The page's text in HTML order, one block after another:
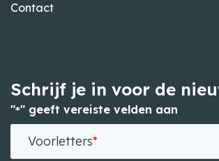
Contact
Schrijf je in voor de
"*" geeft vereiste velden aan
Voorletters*